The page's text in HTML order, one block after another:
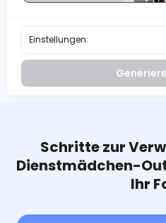
Einstellungen:
Schritte zur
Dienstmädchen-
Ihr